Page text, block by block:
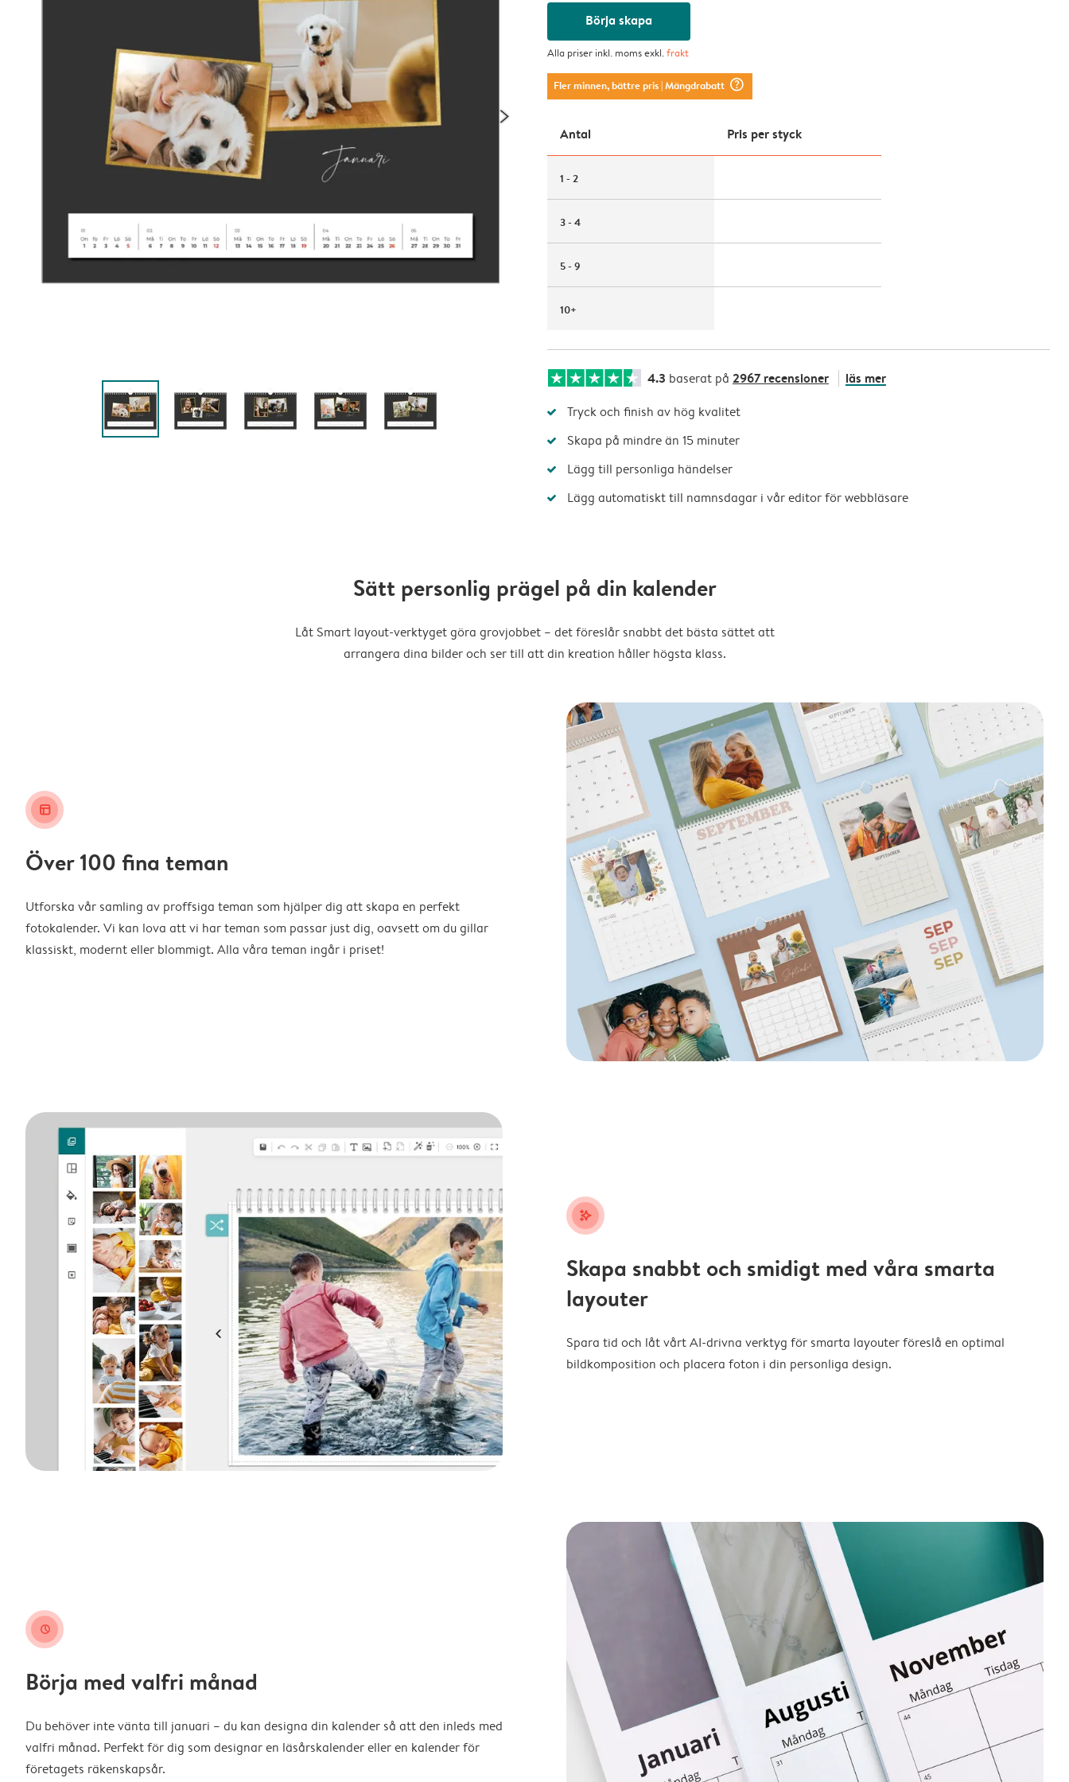
Börja skapa
Alla priser inkl. moms exkl.frakt
Fler minnen, bättre pris| Mängdrabatt question_mark_circle
Antal Pris per styck
1 - 2
3 - 4
5 - 9
10+
4.3 baserat på 2967 recensioner läs mer
Tryck och finish av hög kvalitet
Skapa på mindre än 15 minuter
Lägg till personliga händelser
Lägg automatiskt till namnsdagar i vår editor för webbläsare
Sätt personlig prägel på din kalender
Låt Smart layout-verktyget göra grovjobbet – det föreslår snabbt det bästa sättet att
arrangera dina bilder och ser till att din kreation håller högsta klass.
layout_alt
Över 100 fina teman
Utforska vår samling av proffsiga teman som hjälper dig att skapa en perfekt
fotokalender. Vi kan lova att vi har teman som passar just dig, oavsett om du gillar
klassiskt, modernt eller blommigt. Alla våra teman ingår i priset!
stars_plus
Skapa snabbt och smidigt med våra smarta
layouter
Spara tid och låt vårt AI-drivna verktyg för smarta layouter föreslå en optimal
bildkomposition och placera foton i din personliga design.
clock
Börja med valfri månad
Du behöver inte vänta till januari – du kan designa din kalender så att den inleds med
valfri månad. Perfekt för dig som designar en läsårskalender eller en kalender för
företagets räkenskapsår.